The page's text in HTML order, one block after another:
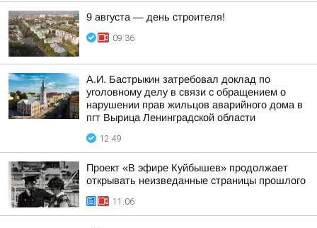
9 августа — день строителя!
09:36
А.И. Бастрыкин затребовал доклад по
уголовному делу в связи с обращением о
нарушении прав жильцов аварийного дома в
пгт Вырица Ленинградской области
12:49
Проект «В эфире Куйбышев» продолжает
открывать неизведанные страницы прошлого
11:06